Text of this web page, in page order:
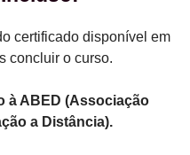
certificado disponível em
concluir o curso.
à ABED (Associação
a Distância).